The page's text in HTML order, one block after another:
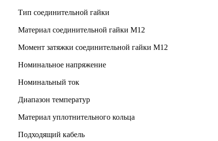
Тип соединительной гайки
Материал соединительной гайки M12
Момент затяжки соединительной гайки M12
Номинальное напряжение
Номинальный ток
Диапазон температур
Материал уплотнительного кольца
Подходящий кабель